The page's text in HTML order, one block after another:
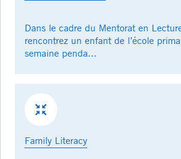
Dans le cadre du Mentorat en
rencontrez un enfant de l’école
semaine penda...
Family Literacy